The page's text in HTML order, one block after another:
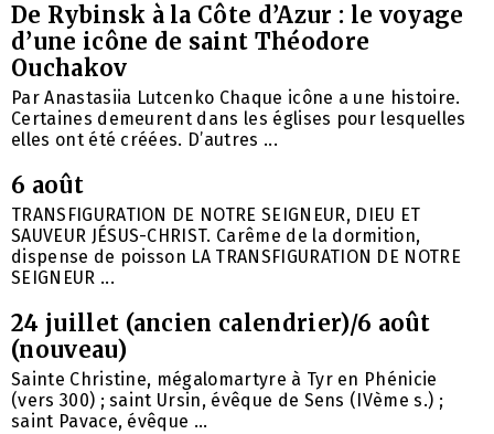
De Rybinsk à la Côte d’Azur : le voyage
d’une icône de saint Théodore
Ouchakov
Par Anastasiia Lutcenko Chaque icône a une histoire.
Certaines demeurent dans les églises pour lesquelles
elles ont été créées. D’autres ...
6 août
TRANSFIGURATION DE NOTRE SEIGNEUR, DIEU ET
SAUVEUR JÉSUS-CHRIST. Carême de la dormition,
dispense de poisson LA TRANSFIGURATION DE NOTRE
SEIGNEUR ...
24 juillet (ancien calendrier)/6 août
(nouveau)
Sainte Christine, mégalomartyre à Tyr en Phénicie
(vers 300) ; saint Ursin, évêque de Sens (IVème s.) ;
saint Pavace, évêque ...